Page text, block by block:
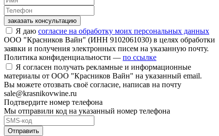
заказать консультацию
Я даю согласие на обработку моих персональных данных
ООО "Красников Вайн" (ИНН 9102061030) в целях обработки
заявки и получения электронных писем на указанную почту.
Политика конфиденциальности — по ссылке
Я согласен получать рекламные и информационные
материалы от ООО "Красников Вайн" на указанный email.
Вы можете отозвать своё согласие, написав на почту
sale@krasnikovwine.ru
Подтвердите номер телефона
Мы отправили код на указанный номер телефона
Отправить